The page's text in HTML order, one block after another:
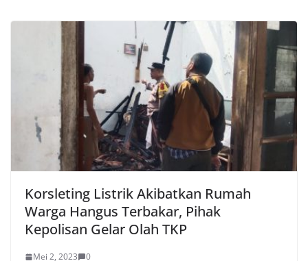
Korsleting Listrik Akibatkan Rumah
Warga Hangus Terbakar, Pihak
Kepolisan Gelar Olah TKP
Mei 2, 2023 0